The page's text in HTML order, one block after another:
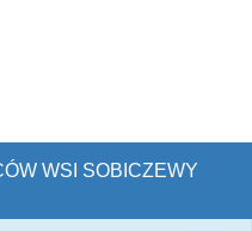
WSI SOBICZEWY